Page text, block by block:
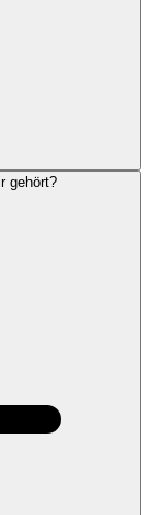
gehört?